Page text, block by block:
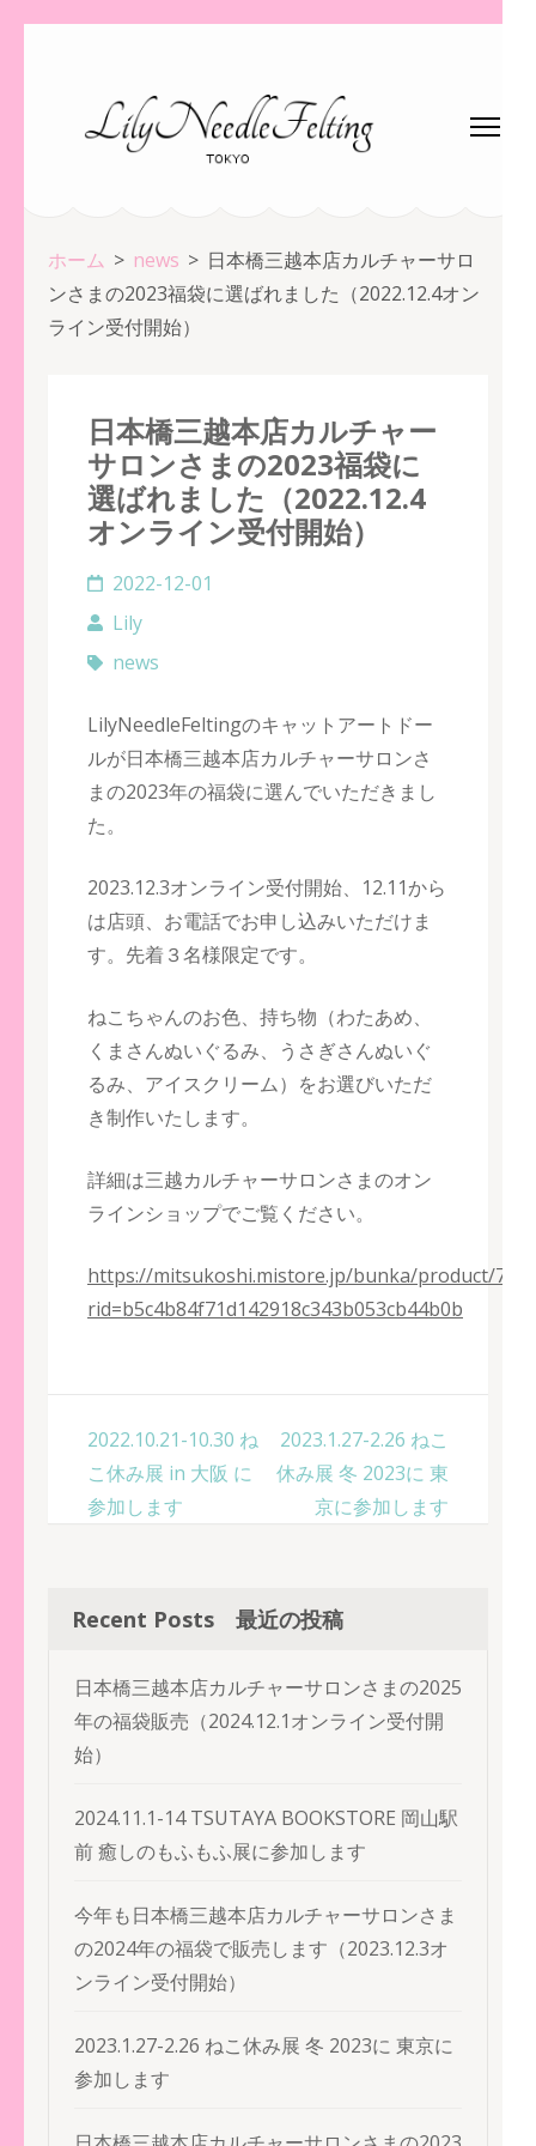
ホーム > news > 日本橋三越本店カルチャーサロ
ンさまの2023福袋に選ばれました（2022.12.4オン
ライン受付開始）
日本橋三越本店カルチャー
サロンさまの2023福袋に
選ばれました（2022.12.4
オンライン受付開始）
2022-12-01
Lily
news
LilyNeedleFeltingのキャットアートドー
ルが日本橋三越本店カルチャーサロンさ
まの2023年の福袋に選んでいただきまし
た。
2023.12.3オンライン受付開始、12.11から
は店頭、お電話でお申し込みいただけま
す。先着３名様限定です。
ねこちゃんのお色、持ち物（わたあめ、
くまさんぬいぐるみ、うさぎさんぬいぐ
るみ、アイスクリーム）をお選びいただ
き制作いたします。
詳細は三越カルチャーサロンさまのオン
ラインショップでご覧ください。
https://mitsukoshi.mistore.jp/bunka/product/
rid=b5c4b84f71d142918c343b053cb44b0b
投
稿
ナ
ー
シ
ョ
ン
2022.10.21-10.30 ね
こ休み展 in 大阪 に
参加します
2023.1.27-2.26 ねこ
休み展 冬 2023に 東
京に参加します
Recent Posts 最近の投稿
日本橋三越本店カルチャーサロンさまの2025
年の福袋販売（2024.12.1オンライン受付開
始）
2024.11.1-14 TSUTAYA BOOKSTORE 岡山駅
前 癒しのもふもふ展に参加します
今年も日本橋三越本店カルチャーサロンさま
の2024年の福袋で販売します（2023.12.3オ
ンライン受付開始）
2023.1.27-2.26 ねこ休み展 冬 2023に 東京に
参加します